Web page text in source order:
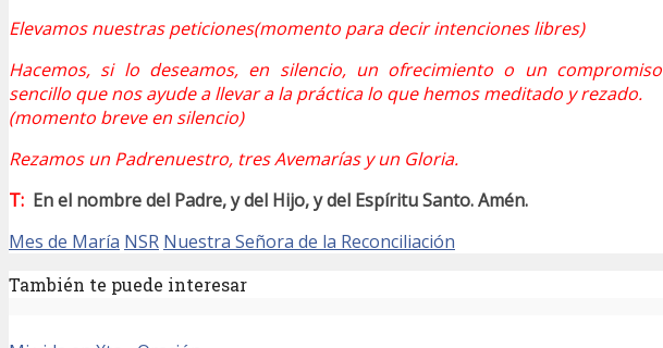
Elevamos nuestras peticiones(momento para decir intenciones libres)
Hacemos, si lo deseamos, en silencio, un ofrecimiento o un compromiso
sencillo que nos ayude a llevar a la práctica lo que hemos meditado y rezado.
(momento breve en silencio)
Rezamos un Padrenuestro, tres Avemarías y un Gloria.
T: En el nombre del Padre, y del Hijo, y del Espíritu Santo. Amén.
Mes de María NSR Nuestra Señora de la Reconciliación
También te puede interesar